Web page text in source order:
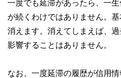
一度でも延滞があったら、一
が続くわけではありません。
消えます。消えてしまえば、
影響することはありません。
なお、一度延滞の履歴が信用